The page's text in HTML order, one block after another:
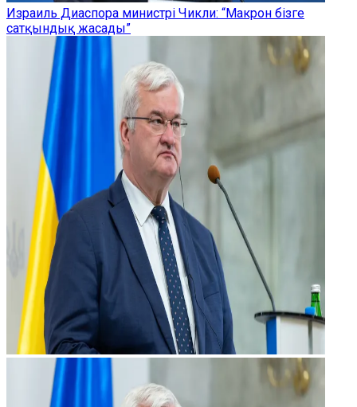
Израиль Диаспора министрі Чикли: “Макрон бізге
сатқындық жасады”